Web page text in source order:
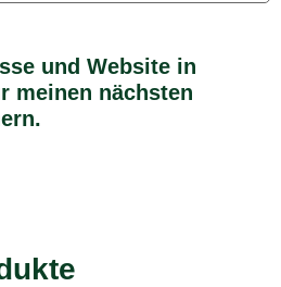
und Website in
meinen nächsten